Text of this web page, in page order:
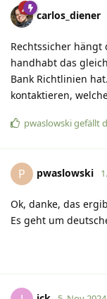
carlos_diener
Rechtssicher hängt
handhabt das
Bank Richtlinien
kontaktieren,
pwaslowskigefällt
P pwaslowski
Ok, danke, das
Es geht um